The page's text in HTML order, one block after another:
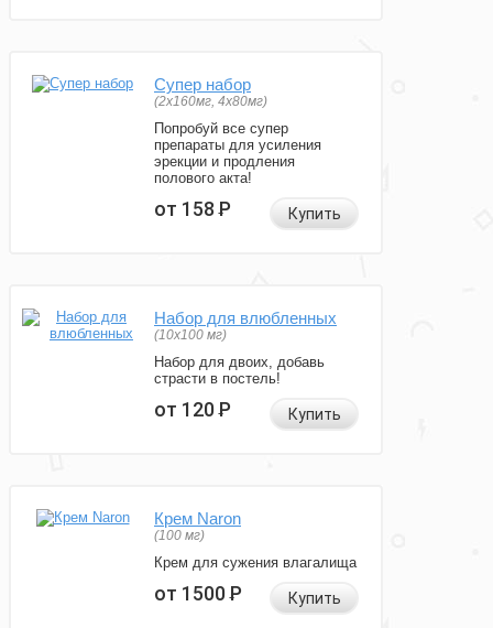
Супер набор
(2х160мг, 4х80мг)
Попробуй все супер
препараты для усиления
эрекции и продления
полового акта!
от 158Р Купить
Набор для влюбленных
(10х100 мг)
Набор для двоих, добавь
страсти в постель!
от 120Р Купить
Крем Naron
(100 мг)
Крем для сужения влагалища
от 1500Р Купить